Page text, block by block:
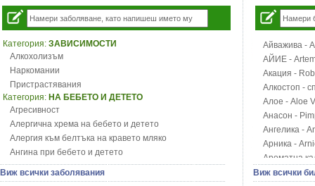
Категория: ЗАВИСИМОСТИ
Алкохолизъм
Наркомании
Пристрастявания
Категория: НА БЕБЕТО И ДЕТЕТО
Агресивност
Алергична хрема на бебето и детето
Алергия към белтъка на кравето мляко
Ангина при бебето и детето
Анемия при бебето и детето
Апетит - пълни деца
Виж всички заболявания
Айважива -
АЙИЕ -
Акация -
Алкостоп -
Алое - Aloe
Анасон -
Ангелика -
Арника -
Ароматна
Арония -
Виж всички